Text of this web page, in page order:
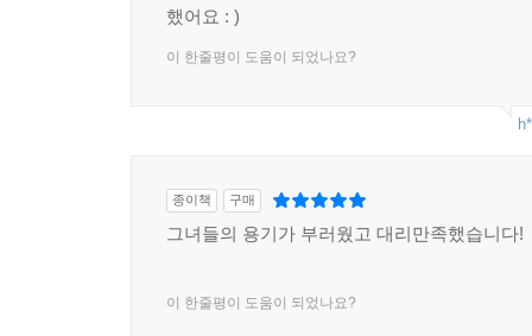
했어요 : )
이 한줄평이 도움이 되었나요?
종이책 구매
그녀들의 용기가 부러웠고 대리만족했습니다!
이 한줄평이 도움이 되었나요?